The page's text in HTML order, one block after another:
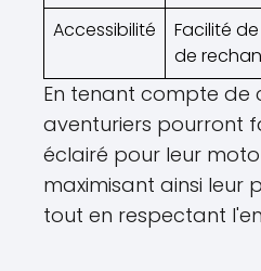
Accessibilité
Facilité
de
En tenant compte de
aventuriers pourront
éclairé pour leur
maximisant ainsi leur
tout en respectant